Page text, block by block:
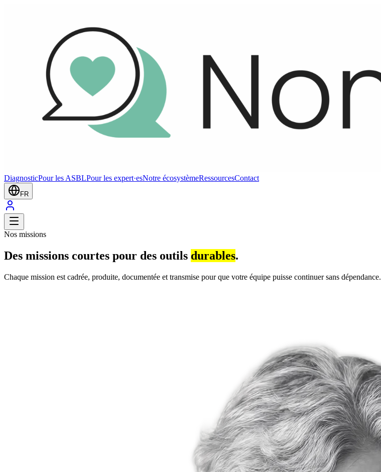
DiagnosticPour les ASBLPour les expert·esNotre écosystèmeRessourcesContact
FR
Nos missions
Des missions courtes pour des outils durables.
Chaque mission est cadrée, produite, documentée et transmise pour que votre équipe puisse continuer sans dépendance.